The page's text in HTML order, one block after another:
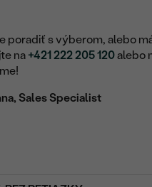
poradiť s výberom, alebo
na +421 222 205 120alebo
Sales Specialist